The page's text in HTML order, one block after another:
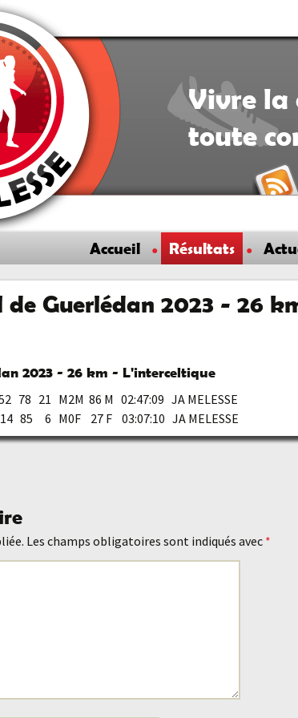
Vivre la
toute
Accueil Résultats
Guerlédan 2023 - 26
2023 - 26 km - L'interceltique
78 21 M2M 86 M 02:47:09 JA MELESSE
85 6 M0F 27 F 03:07:10 JA MELESSE
Les champs obligatoires sont indiqués avec *